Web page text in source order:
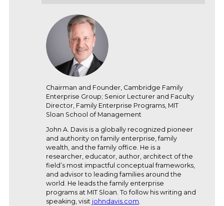
Chairman and Founder, Cambridge Family
Enterprise Group; Senior Lecturer and Faculty
Director, Family Enterprise Programs, MIT
Sloan School of Management
John A. Davis is a globally recognized pioneer
and authority on family enterprise, family
wealth, and the family office. He is a
researcher, educator, author, architect of the
field’s most impactful conceptual frameworks,
and advisor to leading families around the
world. He leads the family enterprise
programs at MIT Sloan. To follow his writing and
speaking, visit johndavis.com.